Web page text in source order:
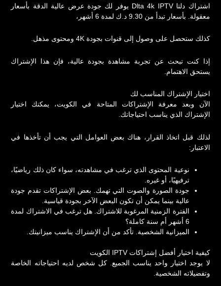
اشتراك دلتا Dlta 4k IPTV يوفر لك جودة عرض عالية الدقة بأسعار
معقولة. بأسعار تبدأ من 9.30 د.ك لمدة 6 أشهر،
كذلك ستحصل على وصول إلى قنوات بجودة 4K ومحتوى مذهل.
إذا كنت تبحث عن تجربة مشاهدة بجودة عالية، فإن هذا الإشتراك
يستحق الاهتمام.
اختيار الإشتراك المناسب لك
الآن وبعد معرفة الإشتراكات المتاحة في الكويت، يمكنك اختيار
الإشتراك الذي يناسب احتياجاتك.
لذلك قبل اتخاذ القرار، هناك بعض العوامل التي يجب أن تأخذها في
الاعتبار:
نوعية المحتوى الذي ترغب في مشاهدته، سواء كان ذلك رياضيًا،
ترفيهيًا، أو غيره.
جودة الصورة والصوت التي تهمك. بعض الإشتراكات تقدم جودة
عالية بينما يمكن أن تكون البعض الآخر بجودة قياسية.
الفترة الزمنية المرغوبة للاشتراك. هل ترغب في الاشتراك لمدة
6 أشهر أم سنة كاملة؟
الميزانية الشخصية. تأكد من أن الإشتراك يناسب ميزانيتك.
كيفية اختيار أفضل إشتراكات IPTV الكويت
لا يوجد اختيار واحد يناسب الجميع. كل شخص لديه احتياجاته الخاصة
وتفضيلاته الشخصية.